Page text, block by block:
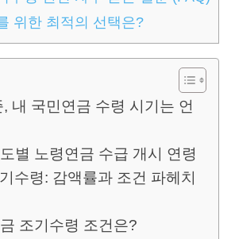
위한 최적의 선택은?
내 국민연금 수령 시기는 언
별 노령연금 수급 개시 연령
수령: 감액률과 조건 파헤치
조기수령 조건은?